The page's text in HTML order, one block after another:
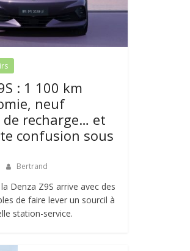
: 1 100 km
neuf
recharge… et
confusion sous
Bertrand
Denza Z9S arrive avec des
de faire lever un sourcil à
station-service.